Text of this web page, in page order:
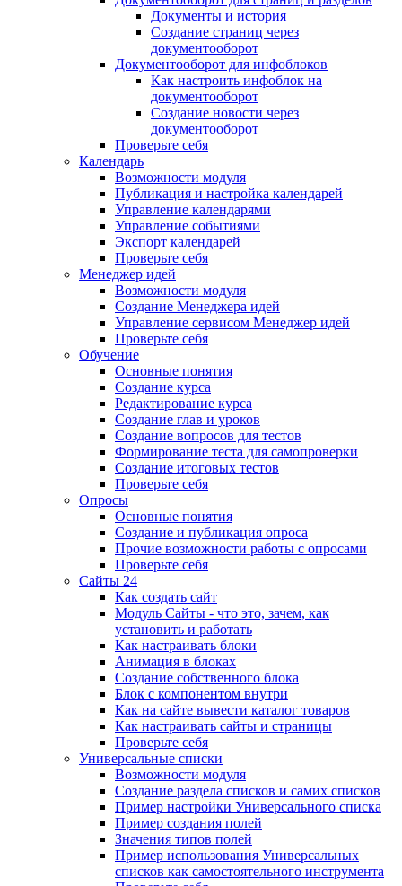
Документы и история
Создание страниц через
документооборот
Документооборот для инфоблоков
Как настроить инфоблок на
документооборот
Создание новости через
документооборот
Проверьте себя
Календарь
Возможности модуля
Публикация и настройка календарей
Управление календарями
Управление событиями
Экспорт календарей
Проверьте себя
Менеджер идей
Возможности модуля
Создание Менеджера идей
Управление сервисом Менеджер идей
Проверьте себя
Обучение
Основные понятия
Создание курса
Редактирование курса
Создание глав и уроков
Создание вопросов для тестов
Формирование теста для самопроверки
Создание итоговых тестов
Проверьте себя
Опросы
Основные понятия
Создание и публикация опроса
Прочие возможности работы с опросами
Проверьте себя
Сайты 24
Как создать сайт
Модуль Сайты - что это, зачем, как
установить и работать
Как настраивать блоки
Анимация в блоках
Создание собственного блока
Блок с компонентом внутри
Как на сайте вывести каталог товаров
Как настраивать сайты и страницы
Проверьте себя
Универсальные списки
Возможности модуля
Создание раздела списков и самих списков
Пример настройки Универсального списка
Пример создания полей
Значения типов полей
Пример использования Универсальных
списков как самостоятельного инструмента